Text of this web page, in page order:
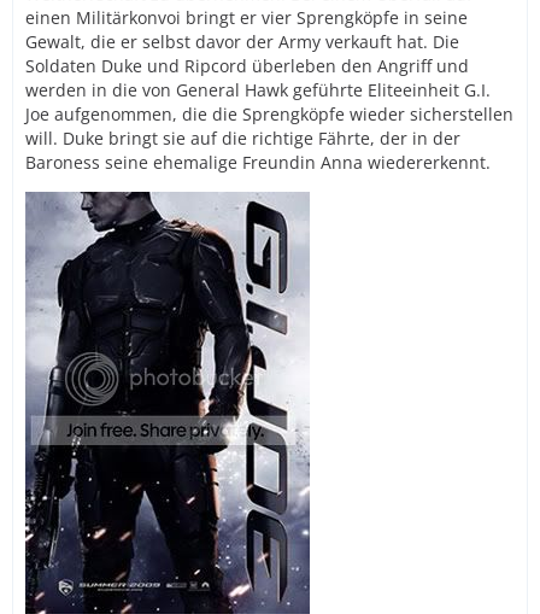
einen Militärkonvoi bringt er vier Sprengköpfe in seine
Gewalt, die er selbst davor der Army verkauft hat. Die
Soldaten Duke und Ripcord überleben den Angriff und
werden in die von General Hawk geführte Eliteeinheit G.I.
Joe aufgenommen, die die Sprengköpfe wieder sicherstellen
will. Duke bringt sie auf die richtige Fährte, der in der
Baroness seine ehemalige Freundin Anna wiedererkennt.